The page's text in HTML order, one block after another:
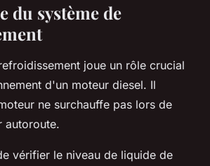
du système de
joue un rôle crucial
d'un moteur diesel. Il
ne surchauffe pas lors de
autoroute.
vérifier le niveau de liquide de